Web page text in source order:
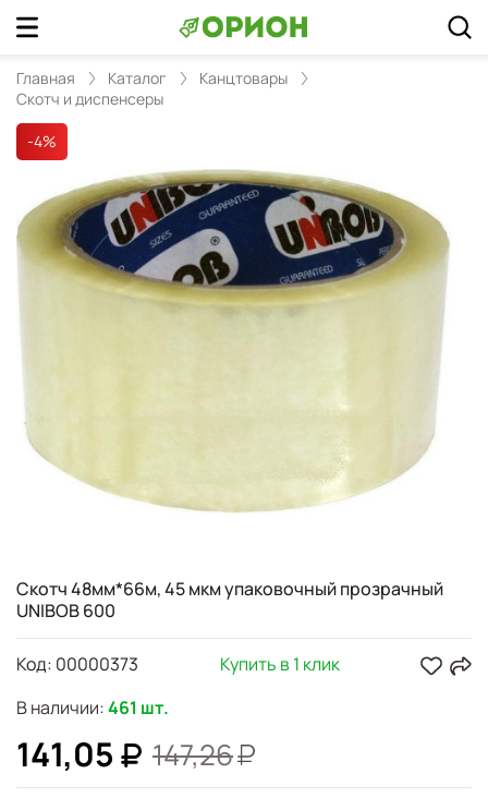
Главная Каталог
Канцтовары
Скотч и диспенсеры
Скотч 48мм*66м, 45 мкм упаковочный прозрачный
UNIBOB 600
-4%
147,26
В наличии:461 шт.
141,05
Код: 00000373 Купить в 1 клик